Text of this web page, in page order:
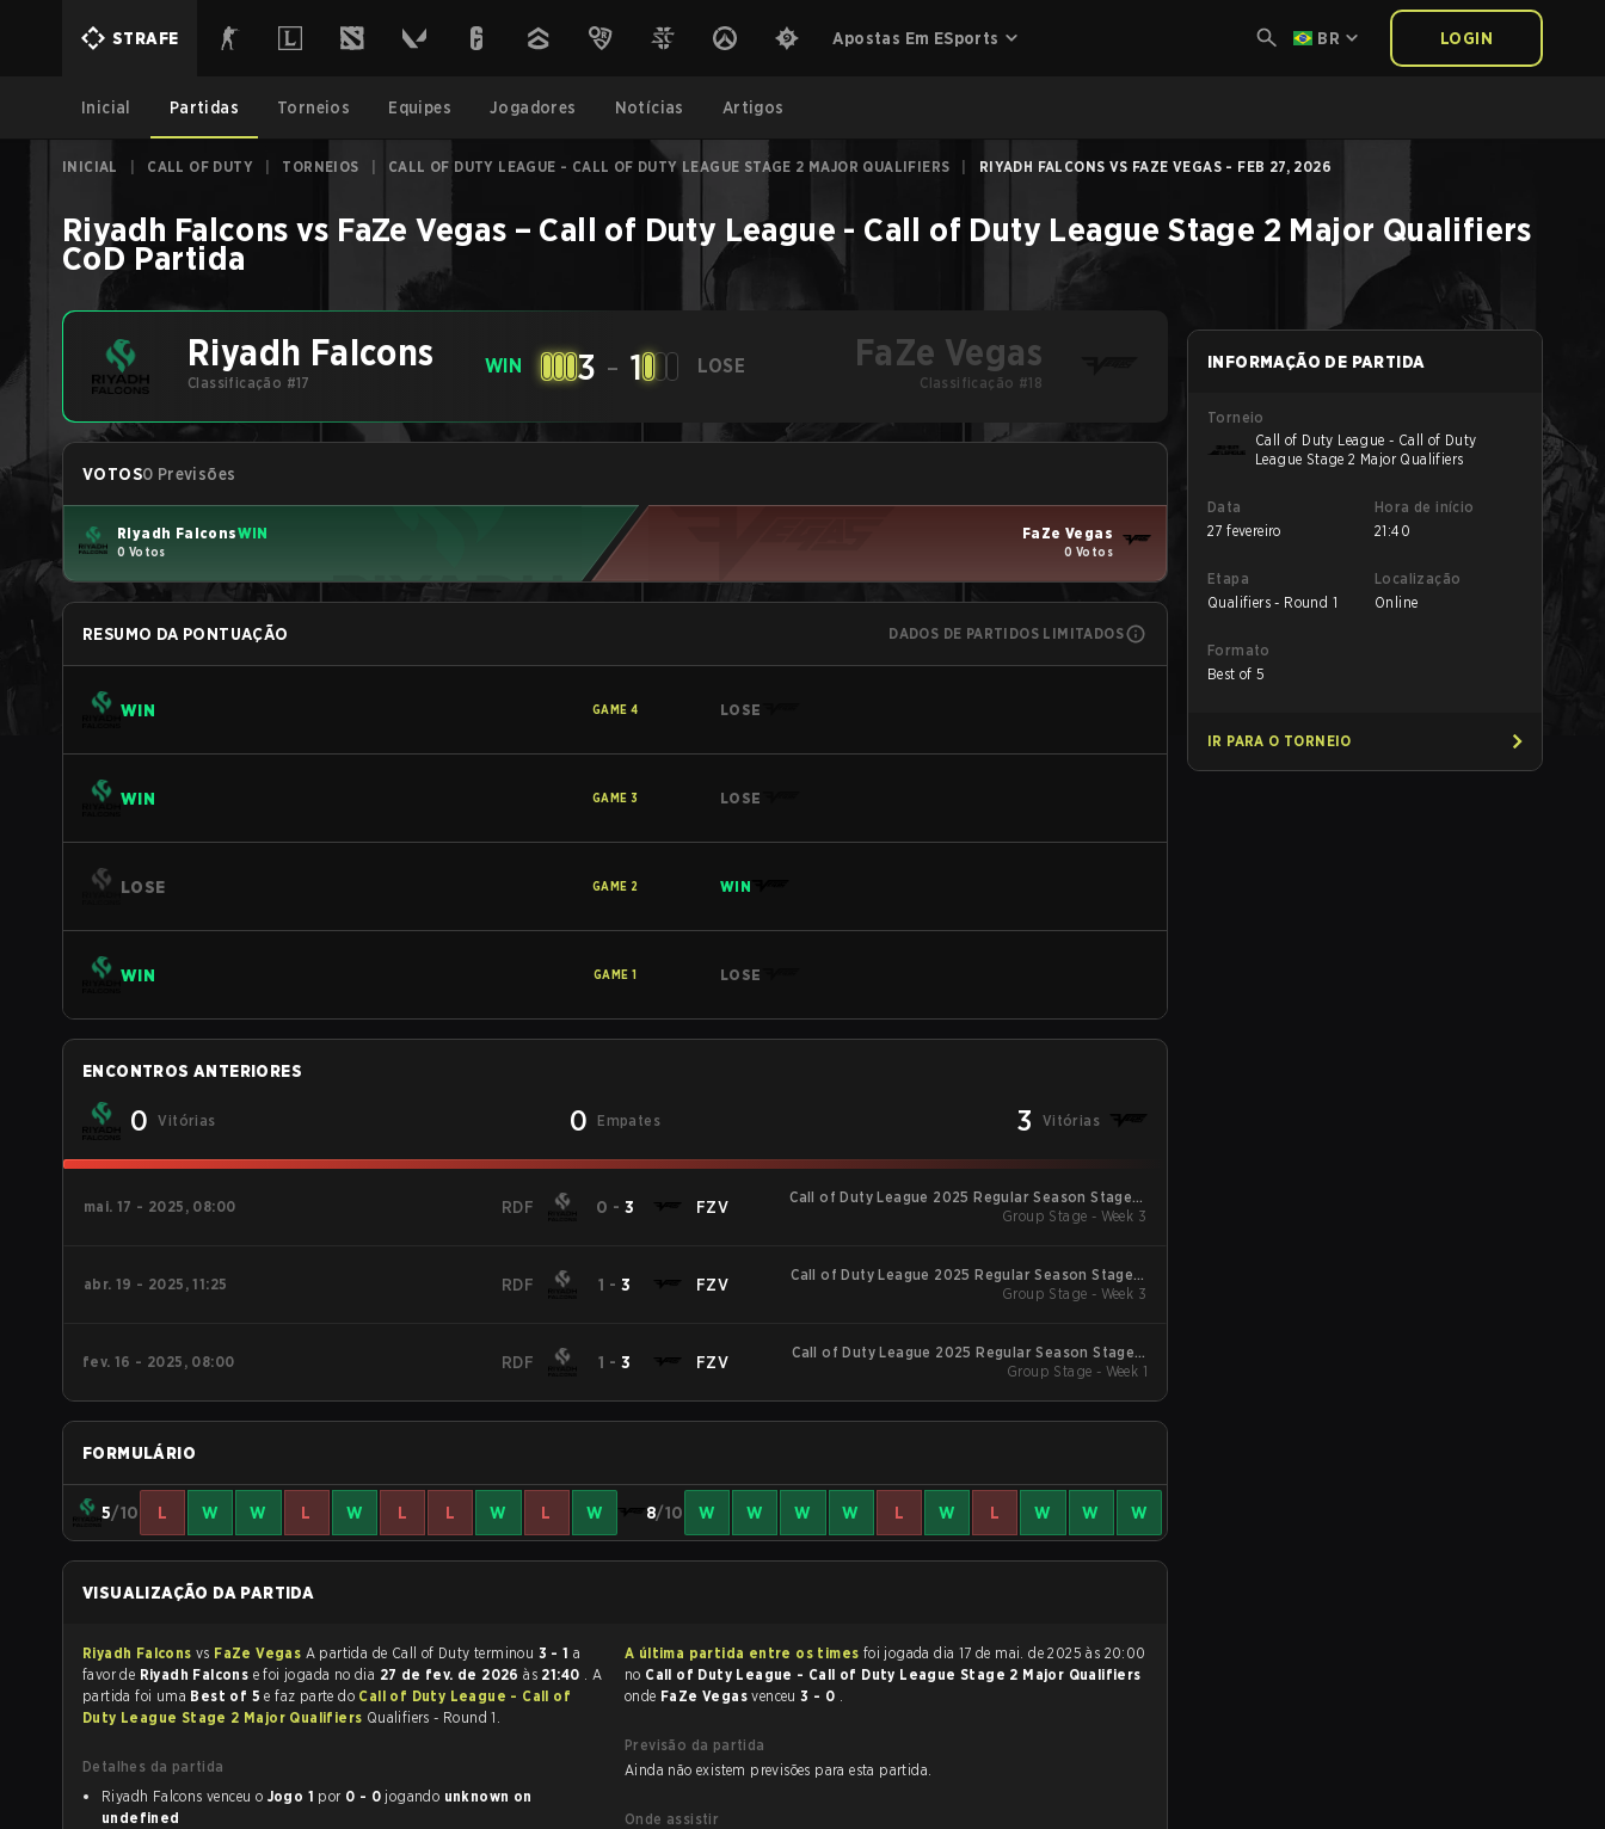
STRAFE Apostas Em ESports BR LOGIN
Inicial Partidas Torneios Equipes Jogadores Notícias Artigos
INICIAL CALL OF DUTY TORNEIOS CALL OF DUTY LEAGUE - CALL OF DUTY LEAGUE STAGE 2 MAJOR QUALIFIERS RIYADH FALCONS VS FAZE VEGAS - FEB 27, 2026
Riyadh Falcons vs FaZe Vegas – Call of Duty League - Call of Duty League Stage 2 Major Qualifiers
CoD Partida
Riyadh Falcons
Classificação #17
WIN 3 - 1 LOSE FaZe Vegas
Classificação #18
VOTOS0 Previsões
Riyadh FalconsWIN
0 Votos
FaZe Vegas
0 Votos
RESUMO DA PONTUAÇÃO DADOS DE PARTIDOS LIMITADOS
WIN GAME 4 LOSE
WIN GAME 3 LOSE
LOSE GAME 2 WIN
WIN GAME 1 LOSE
ENCONTROS ANTERIORES
0 Vitórias 0 Empates 3 Vitórias
mai. 17 - 2025, 08:00 RDF 0 - 3 FZV
Call of Duty League 2025 Regular Season Stage 4
Qualifiers
Group Stage - Week 3
abr. 19 - 2025, 11:25 RDF 1 -3 FZV
Call of Duty League 2025 Regular Season Stage 3
Qualifiers
Group Stage - Week 3
fev. 16 - 2025, 08:00 RDF 1 -3 FZV
Call of Duty League 2025 Regular Season Stage 2
Qualifiers
Group Stage - Week 1
FORMULÁRIO
5/10 L W W L W L L W L W 8/10 W W W W L W L W W W
VISUALIZAÇÃO DA PARTIDA
Riyadh Falcons vs FaZe Vegas A partida de Call of Duty terminou 3 - 1
favor de Riyadh Falcons e foi jogada no dia 27 de fev. de 2026às 21:40 . A
partida foi uma Best of 5e faz parte do Call of Duty League - Call of
Duty League Stage 2 Major Qualifiers Qualifiers - Round 1.
Detalhes da partida
Riyadh Falcons venceu o Jogo 1 por 0 - 0 jogando unknown on
undefined
A última partida entre os times
no Call of Duty League - Call of Duty League Stage 2 Major Qualifiers
onde FaZe Vegasvenceu3 - 0 .
Previsão da partida
Ainda não existem previsões para esta partida.
Onde assistir
INFORMAÇÃO DE PARTIDA
Torneio
Call of Duty League - Call of Duty
League Stage 2 Major Qualifiers
Data
27 fevereiro
Hora de início
21:40
Etapa
Qualifiers - Round 1
Localização
Online
Formato
Best of 5
IR PARA O TORNEIO